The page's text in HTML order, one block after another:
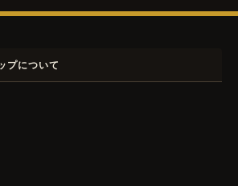
プについて